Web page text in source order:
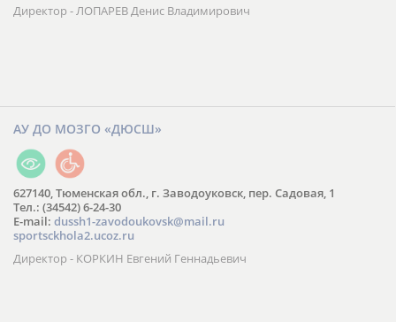
Директор - ЛОПАРЕВ Денис Владимирович
АУ ДО МОЗГО «ДЮСШ»
627140, Тюменская обл., г. Заводоуковск, пер. Садовая, 1
Тел.: (34542) 6-24-30
​E-mail: dussh1-zavodoukovsk@mail.ru
sportsckhola2.ucoz.ru
Директор - КОРКИН Евгений Геннадьевич